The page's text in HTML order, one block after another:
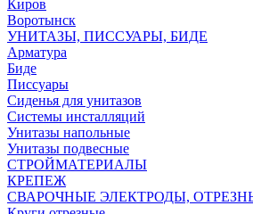
Киров
Воротынск
УНИТАЗЫ, ПИССУАРЫ, БИДЕ
Арматура
Биде
Писсуары
Сиденья для унитазов
Системы инсталляций
Унитазы напольные
Унитазы подвесные
СТРОЙМАТЕРИАЛЫ
КРЕПЕЖ
СВАРОЧНЫЕ ЭЛЕКТРОДЫ,